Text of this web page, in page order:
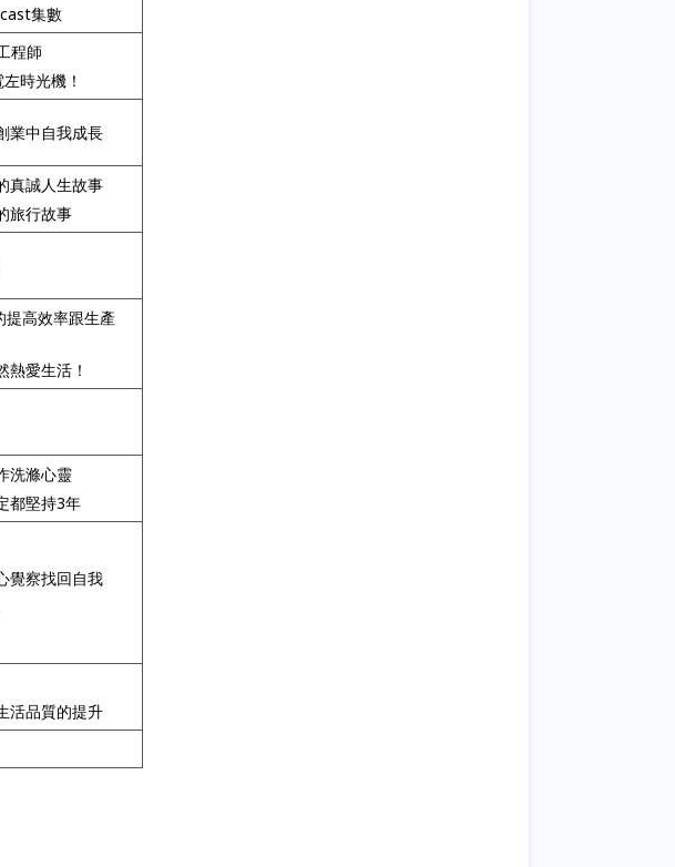
集數
程師
時光機！
業中自我成長
真誠人生故事
旅行故事
高效率跟生產
愛生活！
洗滌心靈
都堅持3年
覺察找回自我
活品質的提升